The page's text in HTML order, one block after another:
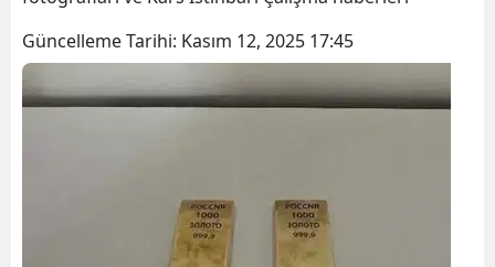
Bitlis
Bolu
Güncelleme Tarihi: Kasım 12, 2025 17:45